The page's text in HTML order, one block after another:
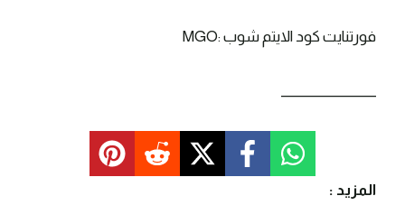
فورتنايت كود الايتم شوب :MGO
المزيد :